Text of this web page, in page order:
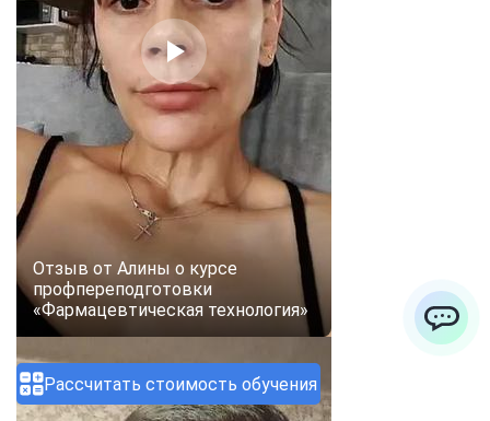
Рассчитать стоимость обучения
Отзыв от Алины о курсе
профпереподготовки
«Фармацевтическая технология»